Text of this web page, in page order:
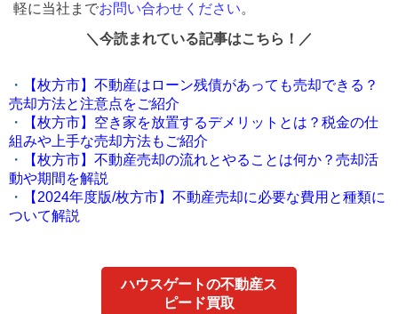
軽に当社までお問い合わせください。
＼今読まれている記事はこちら！／
・
【枚方市】不動産はローン残債があっても売却できる？
売却方法と注意点をご紹介
・
【枚方市】空き家を放置するデメリットとは？税金の仕
組みや上手な売却方法もご紹介
・
【枚方市】不動産売却の流れとやることは何か？売却活
動や期間を解説
・
【2024年度版/枚方市】不動産売却に必要な費用と種類に
ついて解説
ハウスゲートの不動産ス
ピード買取